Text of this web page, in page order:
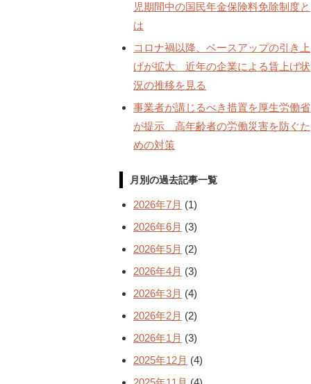
児期間中の国民年金保険料免除制度と
は
コロナ禍以降、ベースアップの引き上
げが拡大 近年の企業による賃上げ状
況の推移を見る
事業者が講じるべき措置を厚生労働省
が提示 高年齢者の労働災害を防ぐた
めの対策
月別の過去記事一覧
2026年7月 (1)
2026年6月 (3)
2026年5月 (2)
2026年4月 (3)
2026年3月 (4)
2026年2月 (2)
2026年1月 (3)
2025年12月 (4)